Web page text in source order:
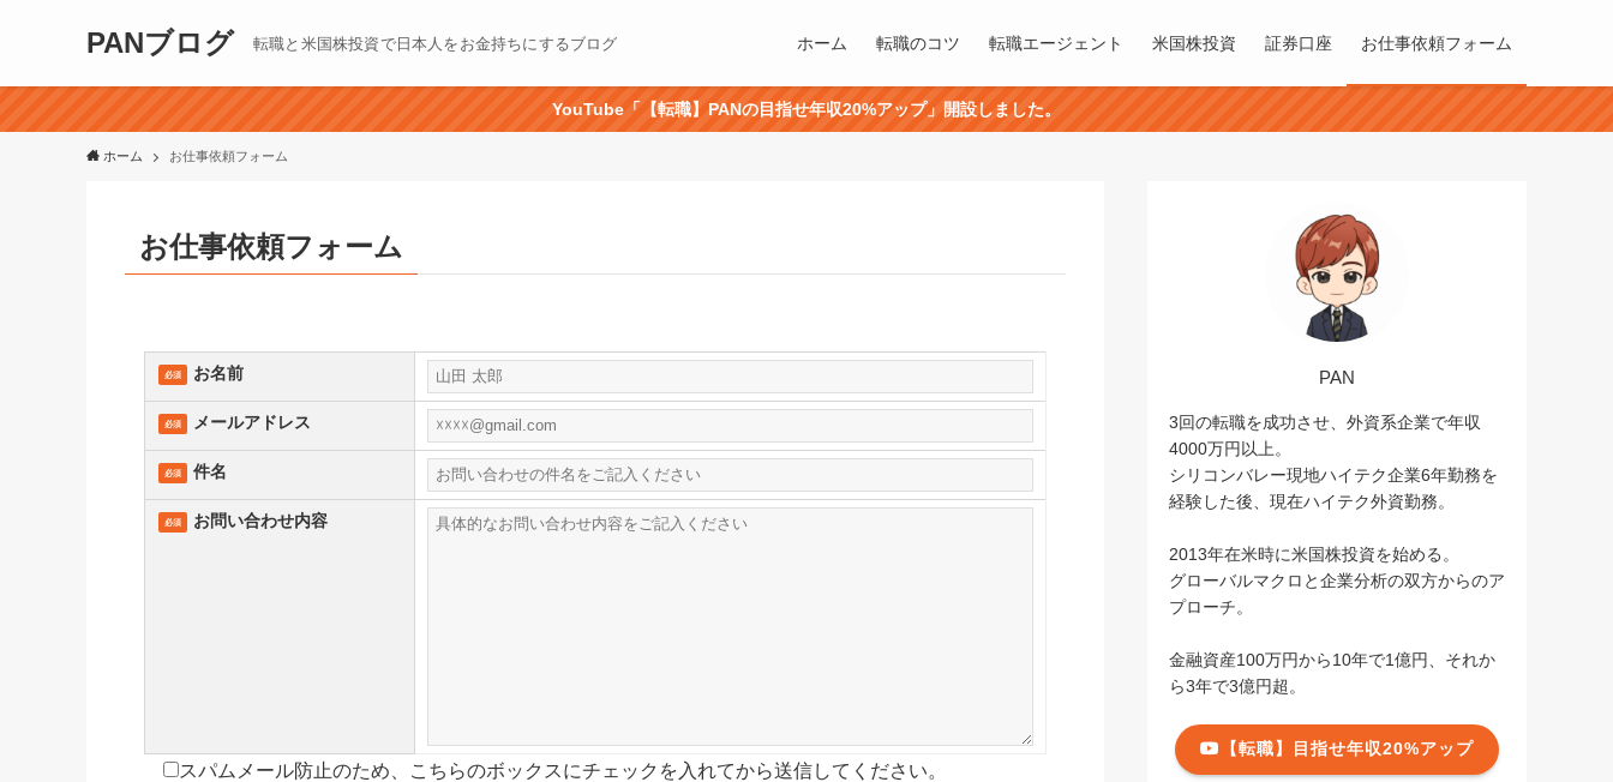
PANブログ 転職と米国株投資で日本人をお金持ちにするブログ ホーム 転職のコツ 転職エージェント 米国株投資 証券口座 お仕事依頼フォーム
YouTube「【転職】PANの目指せ年収20%アップ」開設しました。
ホーム お仕事依頼フォーム
お仕事依頼フォーム
必須 お名前
必須 メールアドレス
必須 件名
必須 お問い合わせ内容
スパムメール防止のため、こちらのボックスにチェックを入れてから送信してください。
PAN
3回の転職を成功させ、外資系企業で年収
4000万円以上。
シリコンバレー現地ハイテク企業6年勤務を
経験した後、現在ハイテク外資勤務。
2013年在米時に米国株投資を始める。
グローバルマクロと企業分析の双方からのア
プローチ。
金融資産100万円から10年で1億円、それか
ら3年で3億円超。
【転職】目指せ年収20%アップ